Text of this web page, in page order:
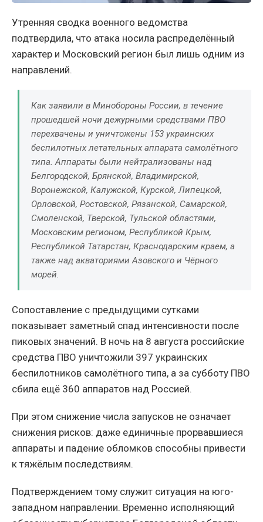
Утренняя сводка военного ведомства
подтвердила, что атака носила распределённый
характер и Московский регион был лишь одним из
направлений.
Как заявили в Минобороны России, в течение
прошедшей ночи дежурными средствами ПВО
перехвачены и уничтожены 153 украинских
беспилотных летательных аппарата самолётного
типа. Аппараты были нейтрализованы над
Белгородской, Брянской, Владимирской,
Воронежской, Калужской, Курской, Липецкой,
Орловской, Ростовской, Рязанской, Самарской,
Смоленской, Тверской, Тульской областями,
Московским регионом, Республикой Крым,
Республикой Татарстан, Краснодарским краем, а
также над акваториями Азовского и Чёрного
морей.
Сопоставление с предыдущими сутками
показывает заметный спад интенсивности после
пиковых значений. В ночь на 8 августа российские
средства ПВО уничтожили 397 украинских
беспилотников самолётного типа, а за субботу ПВО
сбила ещё 360 аппаратов над Россией.
При этом снижение числа запусков не означает
снижения рисков: даже единичные прорвавшиеся
аппараты и падение обломков способны привести
к тяжёлым последствиям.
Подтверждением тому служит ситуация на юго-
западном направлении. Временно исполняющий